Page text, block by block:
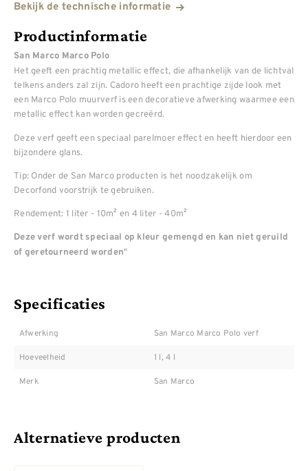
Bekijk de technische informatie
Productinformatie
San Marco Marco Polo
Het geeft een prachtig metallic effect, die afhankelijk van de lichtval
telkens anders zal zijn. Cadoro heeft een prachtige zijde look met
een Marco Polo muurverf is een decoratieve afwerking waarmee een
metallic effect kan worden gecreërd.
Deze verf geeft een speciaal parelmoer effect en heeft hierdoor een
bijzondere glans.
Tip: Onder de San Marco producten is het noodzakelijk om
Decorfond voorstrijk te gebruiken.
Rendement: 1 liter - 10m² en 4 liter - 40m²
Deze verf wordt speciaal op kleur gemengd en kan niet geruild
of geretourneerd worden"
Specificaties
Afwerking San Marco Marco Polo verf
Hoeveelheid 1 l, 4 l
Merk San Marco
Alternatieve producten